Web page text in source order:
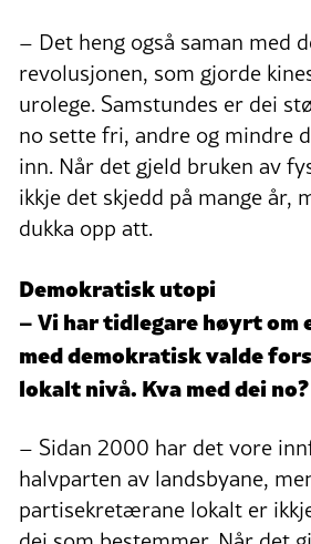
– Det heng også saman med
revolusjonen, som gjorde
urolege. Samstundes er dei
no sette fri, andre og mindre
inn. Når det gjeld bruken av
ikkje det skjedd på mange år,
dukka opp att.
Demokratisk utopi
– Vi har tidlegare høyrt om
med demokratisk valde
lokalt nivå. Kva med dei no?
– Sidan 2000 har det vore
halvparten av landsbyane,
partisekretærane lokalt er